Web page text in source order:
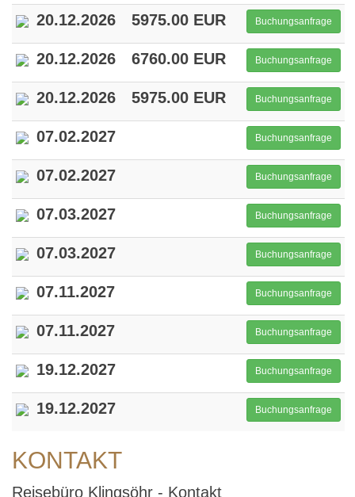
20.12.2026 5975.00 EUR Buchungsanfrage
20.12.2026 6760.00 EUR Buchungsanfrage
20.12.2026 5975.00 EUR Buchungsanfrage
07.02.2027 Buchungsanfrage
07.02.2027 Buchungsanfrage
07.03.2027 Buchungsanfrage
07.03.2027 Buchungsanfrage
07.11.2027 Buchungsanfrage
07.11.2027 Buchungsanfrage
19.12.2027 Buchungsanfrage
19.12.2027 Buchungsanfrage
KONTAKT
Reisebüro Klingsöhr - Kontakt